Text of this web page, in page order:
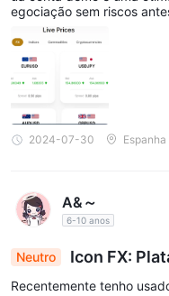
egociação sem riscos
2024-07-30 Espanha
A&～
6-10 anos
Neutro
Icon FX:
do, Spreads
Recentemente tenho